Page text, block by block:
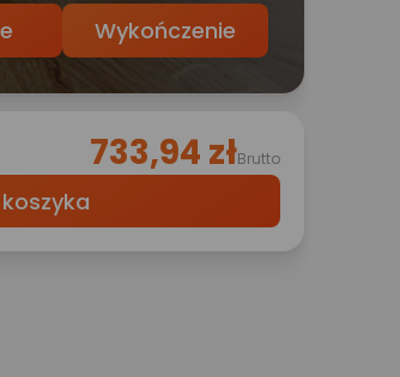
Wykończenie
733,94 złBrutto